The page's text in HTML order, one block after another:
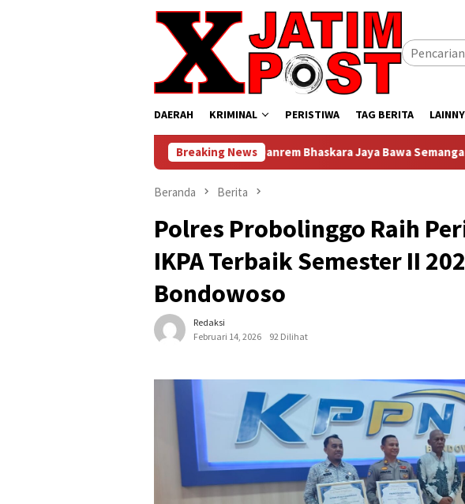
DAERAH KRIMINAL PERISTIWA TAG BERITA
Breaking News
Bandung untuk Negeri, Danrem Bhaskara Jaya Bawa Semangat Kepemimpinan
Beranda Berita
Polres Probolinggo Raih
IKPA Terbaik Semester II
Bondowoso
Redaksi
Februari 14, 2026
92 Dilihat